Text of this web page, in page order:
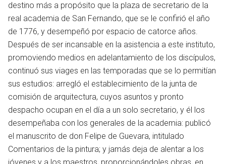
idioma
destino más a propósito que la plaza de secretario de la
real academia de San Fernando, que se le confirió el año
de 1776, y desempeñó por espacio de catorce años.
Después de ser incansable en la asistencia a este instituto,
promoviendo medios en adelantamiento de los discípulos,
continuó sus viages en las temporadas que se lo permitían
sus estudios: arregló el establecimiento de la junta de
comisión de arquitectura, cuyos asuntos y pronto
despacho ocupan en el día a un solo secretario, y él los
desempeñaba con los generales de la academia: publicó
el manuscrito de don Felipe de Guevara, intitulado
Comentarios de la pintura; y jamás deja de alentar a los